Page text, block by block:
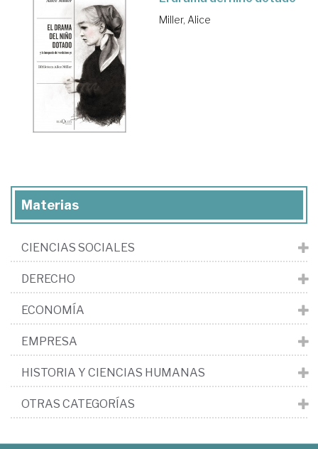
Miller, Alice
Materias
CIENCIAS SOCIALES
DERECHO
ECONOMÍA
EMPRESA
HISTORIA Y CIENCIAS HUMANAS
OTRAS CATEGORÍAS